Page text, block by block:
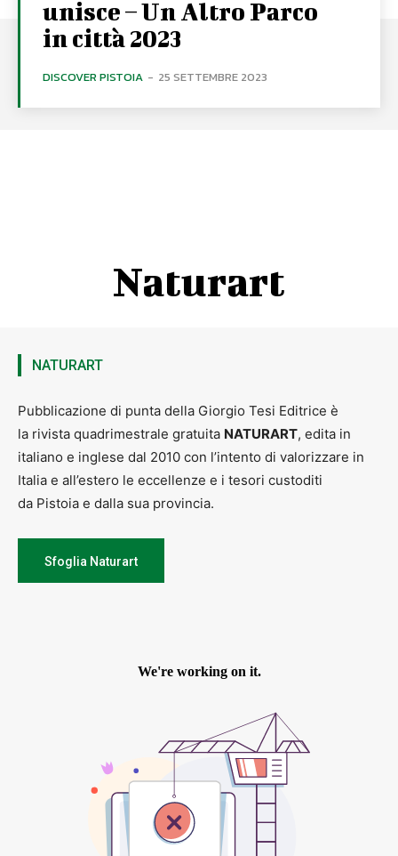
unisce – Un Altro Parco
in città 2023
DISCOVER PISTOIA - 25 SETTEMBRE 2023
Naturart
NATURART
Pubblicazione di punta della Giorgio Tesi Editrice è
la rivista quadrimestrale gratuita NATURART, edita in
italiano e inglese dal 2010 con l’intento di valorizzare in
Italia e all’estero le eccellenze e i tesori custoditi
da Pistoia e dalla sua provincia.
Sfoglia Naturart